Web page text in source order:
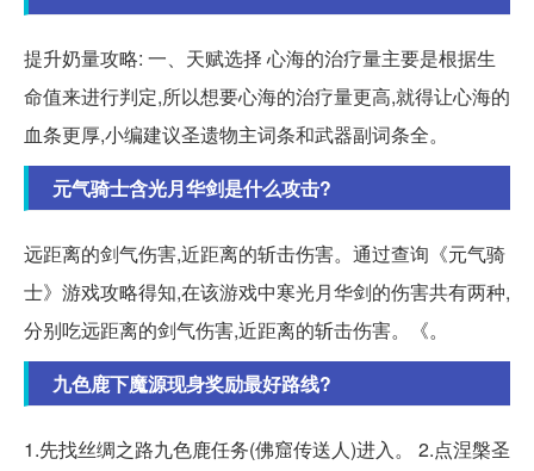
提升奶量攻略: 一、天赋选择 心海的治疗量主要是根据生
命值来进行判定,所以想要心海的治疗量更高,就得让心海的
血条更厚,小编建议圣遗物主词条和武器副词条全。
元气骑士含光月华剑是什么攻击?
远距离的剑气伤害,近距离的斩击伤害。通过查询《元气骑
士》游戏攻略得知,在该游戏中寒光月华剑的伤害共有两种,
分别吃远距离的剑气伤害,近距离的斩击伤害。《。
九色鹿下魔源现身奖励最好路线?
1.先找丝绸之路九色鹿任务(佛窟传送人)进入。 2.点涅槃圣